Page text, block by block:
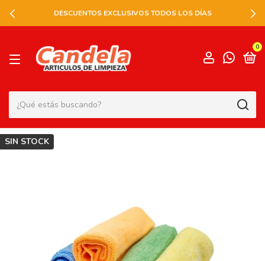
DESCUENTOS EXCLUSIVOS TODOS LOS DÍAS
0
SIN STOCK